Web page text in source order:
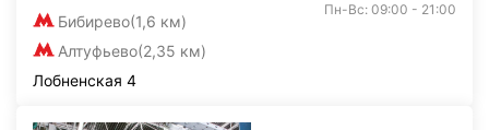
Бибирево(1,6 км)
Алтуфьево(2,35 км)
Пн-Вс: 09:00 - 21:00
Лобненская 4